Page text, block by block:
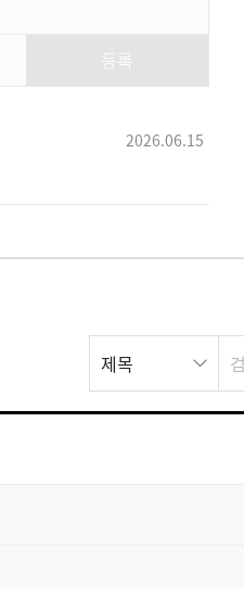
2026.06.15
스
트
제목